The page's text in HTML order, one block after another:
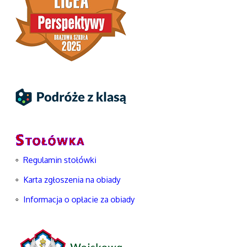
Regulamin stołówki
Karta zgłoszenia na obiady
Informacja o opłacie za obiady